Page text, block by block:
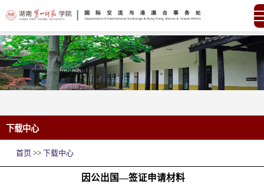
下载中心
首页>> 下载中心
因公出国—签证申请材料